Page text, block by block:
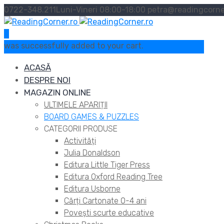
0722-348.211Luni-Vineri 08:00-18:00
was successfully added to your cart.
ACASĂ
DESPRE NOI
MAGAZIN ONLINE
ULTIMELE APARIȚII
BOARD GAMES & PUZZLES
CATEGORII PRODUSE
Activități
Julia Donaldson
Editura Little Tiger Press
Editura Oxford Reading Tree
Editura Usborne
Cărți Cartonate 0-4 ani
Povești scurte educative